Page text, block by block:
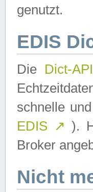
genutzt.
EDIS
Die Dict-API
schnelle
EDIS ↗ ).
Broker
Nicht